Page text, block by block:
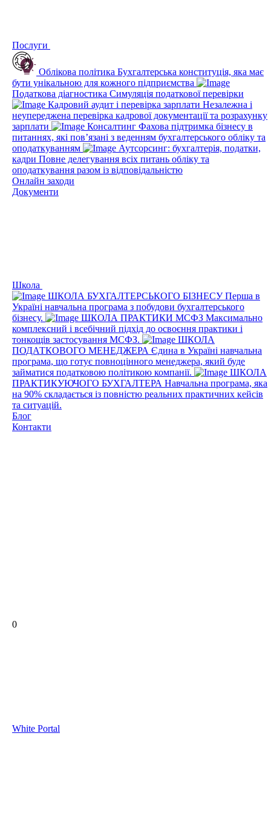
Послуги
Облікова політика Бухгалтерська конституція, яка має
бути унікальною для кожного підприємства
Податкова діагностика Симуляція податкової перевірки
Кадровий аудит і перевірка зарплати Незалежна і
неупереджена перевірка кадрової документації та розрахунку
зарплати
Консалтинг Фахова підтримка бізнесу в
питаннях, які пов’язані з веденням бухгалтерського обліку та
оподаткуванням
Аутсорсинг: бухгалтерія, податки,
кадри Повне делегування всіх питань обліку та
оподаткування разом із відповідальністю
Онлайн заходи
Документи
Школа
ШКОЛА БУХГАЛТЕРСЬКОГО БІЗНЕСУПерша в
Україні навчальна програма з побудови бухгалтерського
бізнесу.
ШКОЛА ПРАКТИКИ МСФЗ Максимально
комплексний і всебічний підхід до освоєння практики і
тонкощів застосування МСФЗ.
ШКОЛА
ПОДАТКОВОГО МЕНЕДЖЕРА Єдина в Україні навчальна
програма, що готує повноцінного менеджера, який буде
займатися податковою політикою компанії.
ШКОЛА
ПРАКТИКУЮЧОГО БУХГАЛТЕРА Навчальна програма, яка
на 90% складається із повністю реальних практичних кейсів
та ситуацій.
Блог
Контакти
0
White Portal